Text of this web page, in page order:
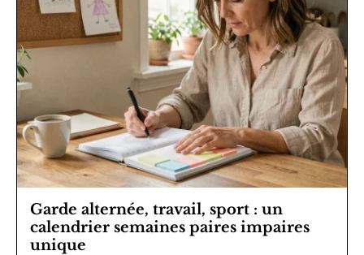
Garde alternée, travail, sport : un
calendrier semaines paires impaires
unique